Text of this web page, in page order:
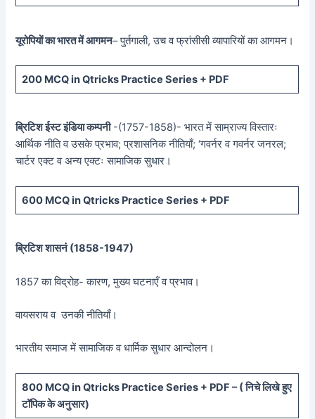
यूरोपियों का भारत में आगमन– पुर्तगाली, उच व फ्रांसीसी व्यापारियों का आगमन।
200 MCQ in Qtricks Practice Series + PDF
ब्रिटिश ईस्ट इंडिया कम्पनी-(1757-1858)- भारत में साम्राज्य विस्तारः
आर्थिक नीति व उसके प्रभाव; प्रशासनिक नीतियाँ; ‘गवर्नर व गवर्नर जनरल;
चार्टर एक्ट व अन्य एक्टः सामाजिक सुधार।
600 MCQ in Qtricks Practice Series + PDF
ब्रिटिश शासनं (1858-1947)
1857 का विद्रोह- कारण, मुख्य घटनाएँ व प्रभाव।
वायसराय व उनकी नीतियाँ।
भारतीय समाज में सामाजिक व धार्मिक सुधार आन्दोलन।
800 MCQ in Qtricks Practice Series + PDF – (निचे लिखे हुए
टॉपिक के अनुसार)